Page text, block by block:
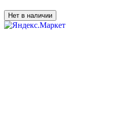
Нет в наличии